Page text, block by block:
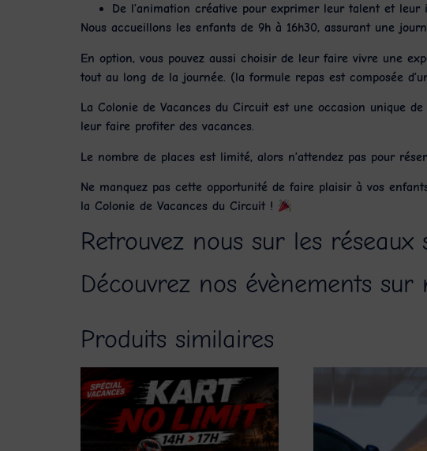
De l’animation créative pour exprimer leur talent et leur
Nous accueillons les enfants de 9h à 16h30, assurant une
En option, vous pouvez aussi choisir de leur faire vivre une
tout au long de la journée. (la formule repas est composée
La Colonie de Vacances du Circuit est une occasion unique
leur faire profiter des vacances.
Le nombre de places est limité, alors n’attendez pas pour
Ne manquez pas cette opportunité de faire plaisir à vos
la Colonie de Vacances du Circuit !
Retrouvez nous sur les réseaux
Découvrez nos évènements
Produits similaires